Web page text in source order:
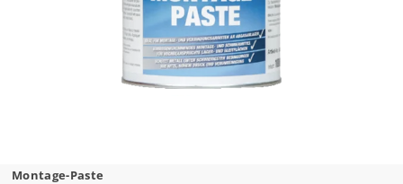
Montage-Paste